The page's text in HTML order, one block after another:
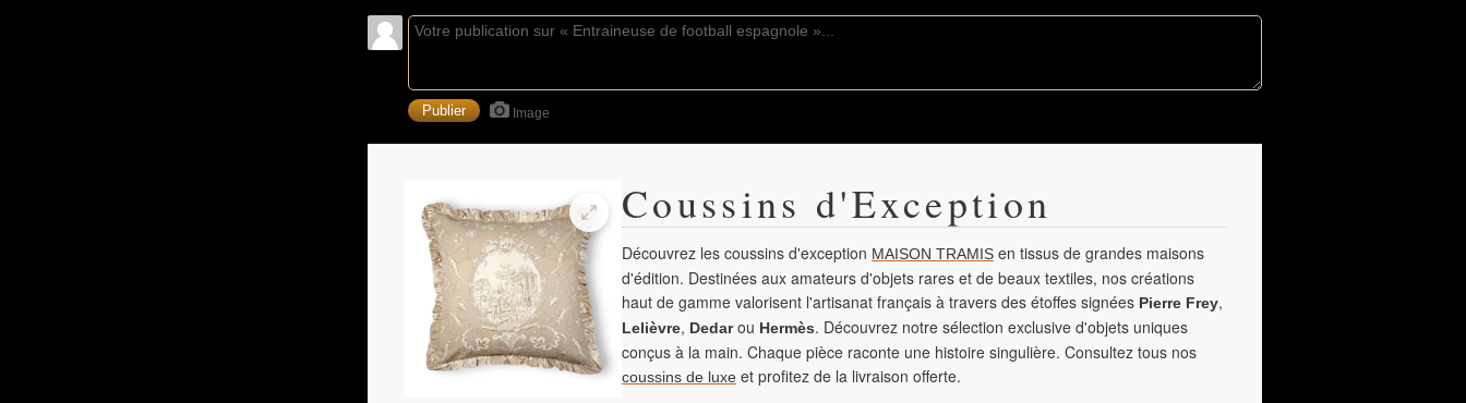
Image
Coussins d'Exception
Découvrez les coussins d'exception MAISON TRAMIS en tissus de grandes maisons
d'édition. Destinées aux amateurs d'objets rares et de beaux textiles, nos créations
haut de gamme valorisent l'artisanat français à travers des étoffes signées Pierre Frey,
Lelièvre, Dedarou Hermès. Découvrez notre sélection exclusive d'objets uniques
conçus à la main. Chaque pièce raconte une histoire singulière. Consultez tous nos
coussins de luxe et profitez de la livraison offerte.